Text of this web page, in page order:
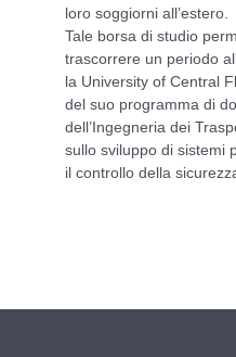
loro soggiorni all’estero.
Tale borsa di studio
trascorrere un periodo
la University of Central
del suo programma di
dell’Ingegneria dei
sullo sviluppo di sistemi
il controllo della